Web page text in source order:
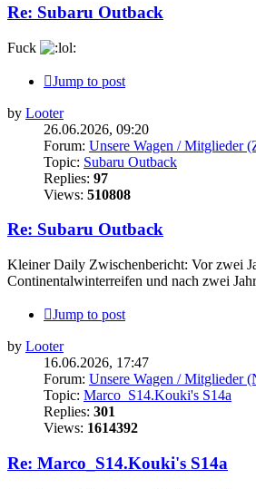
Re: Subaru Outback
Fuck
Jump to post
by Looter
26.06.2026, 09:20
Forum: Unsere Wagen / Mitglieder
Topic: Subaru Outback
Replies: 97
Views: 510808
Re: Subaru Outback
Kleiner Daily Zwischenbericht: Vor zwei
Continentalwinterreifen und nach zwei
Jump to post
by Looter
16.06.2026, 17:47
Forum: Unsere Wagen / Mitglieder
Topic: Marco_S14.Kouki's S14a
Replies: 301
Views: 1614392
Re: Marco_S14.Kouki's S14a